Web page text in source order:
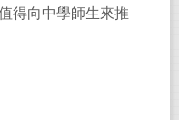
得向中學師生來推